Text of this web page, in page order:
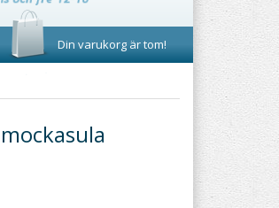
Din varukorg är tom!